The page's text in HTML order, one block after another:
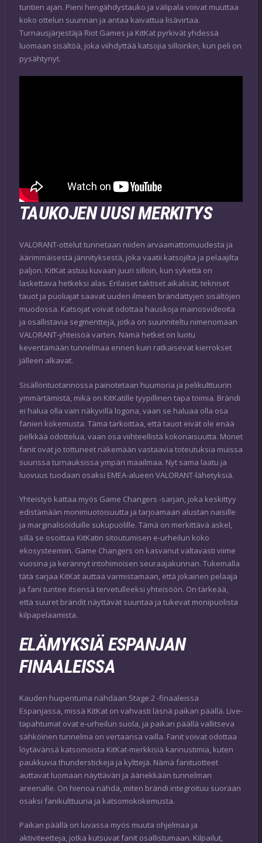
tuntien ajan. Pieni hengähdystauko ja välipala voivat muuttaa
koko ottelun suunnan ja antaa kaivattua lisävirtaa.
Turnausjärjestäjä Riot Games ja KitKat pyrkivät yhdessä
luomaan sisältöä, joka viihdyttää katsojia silloinkin, kun peli on
pysähtynyt.
TAUKOJEN UUSI MERKITYS
VALORANT-ottelut tunnetaan niiden arvaamattomuudesta ja
äärimmäisestä jännityksestä, joka vaatii katsojilta ja pelaajilta
paljon. KitKat astuu kuvaan juuri silloin, kun sykettä on
laskettava hetkeksi alas. Erilaiset taktiset aikalisät, tekniset
tauot ja puoliajat saavat uuden ilmeen brändättyjen sisältöjen
muodossa. Katsojat voivat odottaa hauskoja mainosvideoita
ja osallistavia segmenttejä, jotka on suunniteltu nimenomaan
VALORANT-yhteisöä varten. Nämä hetket on luotu
keventämään tunnelmaa ennen kuin ratkaisevat kierrokset
jälleen alkavat.
Sisällöntuotannossa painotetaan huumoria ja pelikulttuurin
ymmärtämistä, mikä on KitKatille tyypillinen tapa toimia. Brändi
ei halua olla vain näkyvillä logona, vaan se haluaa olla osa
fanien kokemusta. Tämä tarkoittaa, että tauot eivät ole enää
pelkkää odottelua, vaan osa viihteellistä kokonaisuutta. Monet
fanit ovat jo tottuneet näkemään vastaavia toteutuksia muissa
suurissa turnauksissa ympäri maailmaa. Nyt sama laatu ja
luovuus tuodaan osaksi EMEA-alueen VALORANT-lähetyksiä.
Yhteistyö kattaa myös Game Changers -sarjan, joka keskittyy
edistämään monimuotoisuutta ja tarjoamaan alustan naisille
ja marginalisoiduille sukupuolille. Tämä on merkittävä askel,
sillä se osoittaa KitKatin sitoutumisen e-urheilun koko
ekosysteemiin. Game Changers on kasvanut valtavasti viime
vuosina ja kerännyt intohimoisen seuraajakunnan. Tukemalla
tätä sarjaa KitKat auttaa varmistamaan, että jokainen pelaaja
ja fani tuntee itsensä tervetulleeksi yhteisöön. On tärkeää,
että suuret brändit näyttävät suuntaa ja tukevat monipuolista
kilpapelaamista.
ELÄMYKSIÄ ESPANJAN
FINAALEISSA
Kauden huipentuma nähdään Stage 2 -finaaleissa
Espanjassa, missä KitKat on vahvasti läsnä paikan päällä. Live-
tapahtumat ovat e-urheilun suola, ja paikan päällä vallitseva
sähköinen tunnelma on vertaansa vailla. Fanit voivat odottaa
löytävänsä katsomoista KitKat-merkkisiä kannustimia, kuten
paukkuvia thunderstickeja ja kylttejä. Nämä fanituotteet
auttavat luomaan näyttävän ja äänekkään tunnelman
areenalle. On hienoa nähdä, miten brändi integroituu suoraan
osaksi fanikulttuuria ja katsomokokemusta.
Paikan päällä on luvassa myös muuta ohjelmaa ja
aktiviteetteja, jotka kutsuvat fanit osallistumaan. Kilpailut,